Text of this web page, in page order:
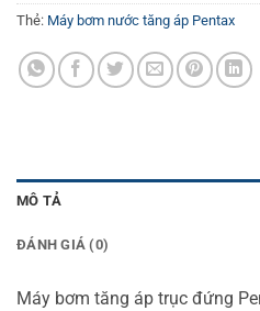
Thẻ: Máy bơm nước tăng áp Pentax
MÔ TẢ
ĐÁNH GIÁ (0)
Máy bơm tăng áp trục đứng